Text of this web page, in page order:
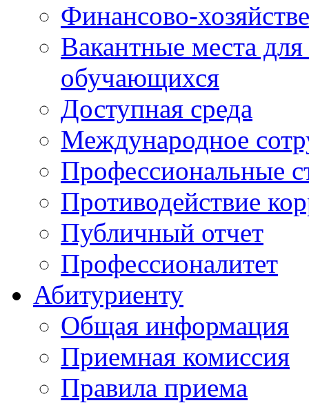
Финансово-
Вакантные места
обучающихся
Доступная среда
Международное
Профессиональные
Противодействие
Публичный отчет
Профессионалитет
Абитуриенту
Общая информация
Приемная комиссия
Правила приема